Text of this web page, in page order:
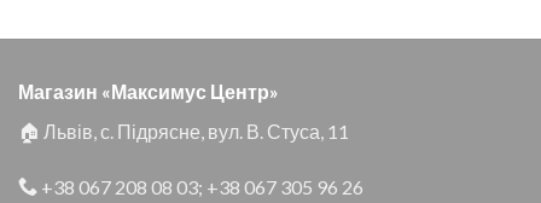
Магазин «Максимус Центр»
🏠 Львів, с. Підрясне, вул. В. Стуса, 11
+38 067 208 08 03; +38 067 305 96 26